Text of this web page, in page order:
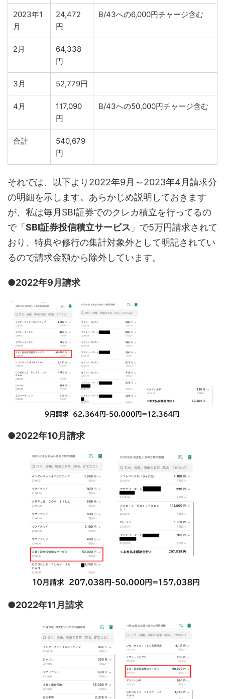
2023年1
月
24,472
円
B/43への6,000円チャージ含む
2月
64,338
円
3月 52,779円
4月
117,090
円
B/43への50,000円チャージ含む
合計
540,679
円
それでは、以下より2022年9月～2023年4月請求分
の明細を示します。あらかじめ説明しておきます
が、私は毎月SBI証券でのクレカ積立を行ってるの
で「 SBI証券投信積立サービス 」で5万円請求されて
おり、特典や修行の集計対象外として明記されてい
るので請求金額から除外しています。
●2022年9月請求
●2022年10月請求
●2022年11月請求